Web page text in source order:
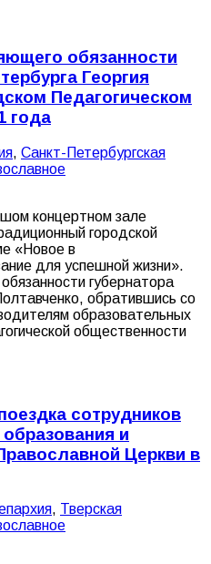
обязанности
Георгия
Педагогическом
года
, Санкт-Петербургская
концертном зале
городской
«Новое в
для успешной жизни».
губернатора
обратившись со
образовательных
общественности
сотрудников
и
Церкви в
, Тверская